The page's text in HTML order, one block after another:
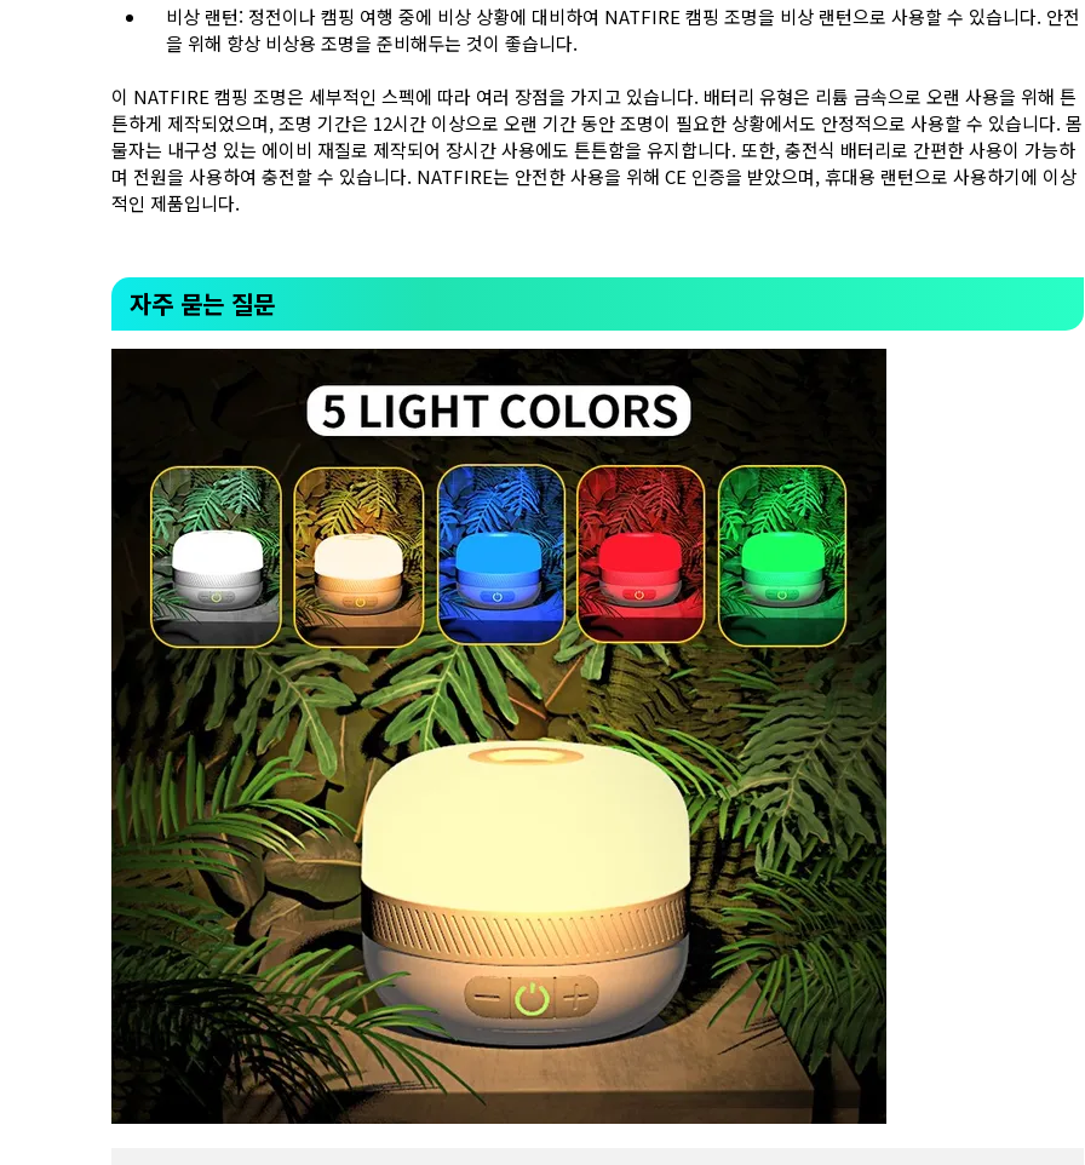
비상 랜턴: 정전이나 캠핑 여행 중에 비상 상황에 대비하여 NATFIRE 캠핑 조명을 비상 랜턴으로 사용할 수 있습니다. 안전
을 위해 항상 비상용 조명을 준비해두는 것이 좋습니다.
이 NATFIRE 캠핑 조명은 세부적인 스펙에 따라 여러 장점을 가지고 있습니다. 배터리 유형은 리튬 금속으로 오랜 사용을 위해 튼
튼하게 제작되었으며, 조명 기간은 12시간 이상으로 오랜 기간 동안 조명이 필요한 상황에서도 안정적으로 사용할 수 있습니다. 몸
물자는 내구성 있는 에이비 재질로 제작되어 장시간 사용에도 튼튼함을 유지합니다. 또한, 충전식 배터리로 간편한 사용이 가능하
며 전원을 사용하여 충전할 수 있습니다. NATFIRE는 안전한 사용을 위해 CE 인증을 받았으며, 휴대용 랜턴으로 사용하기에 이상
적인 제품입니다.
자주 묻는 질문